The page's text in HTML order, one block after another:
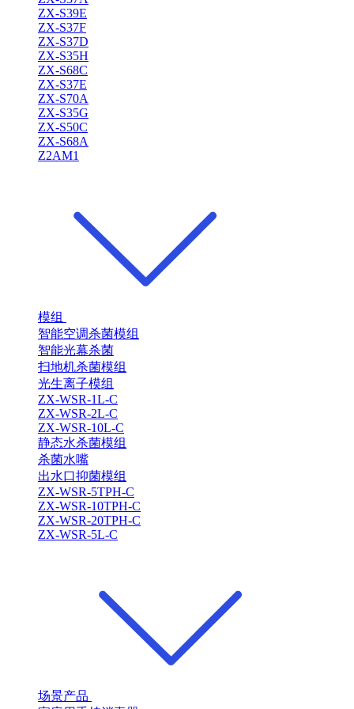
ZX-S39E
ZX-S37F
ZX-S37D
ZX-S35H
ZX-S68C
ZX-S37E
ZX-S70A
ZX-S35G
ZX-S50C
ZX-S68A
Z2AM1
模组
智能空调杀菌模组
智能光幕杀菌
扫地机杀菌模组
光生离子模组
ZX-WSR-1L-C
ZX-WSR-2L-C
ZX-WSR-10L-C
静态水杀菌模组
杀菌水嘴
出水口抑菌模组
ZX-WSR-5TPH-C
ZX-WSR-10TPH-C
ZX-WSR-20TPH-C
ZX-WSR-5L-C
场景产品